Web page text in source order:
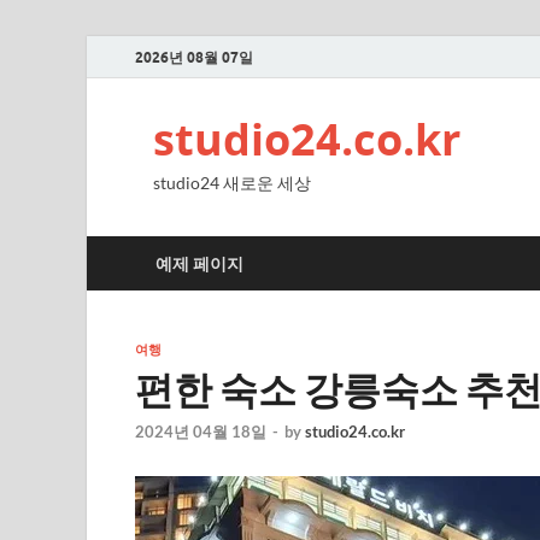
2026년 08월 07일
studio24.co.kr
studio24 새로운 세상
예제 페이지
여행
편한 숙소 강릉숙소 추
2024년 04월 18일 - bystudio24.co.kr